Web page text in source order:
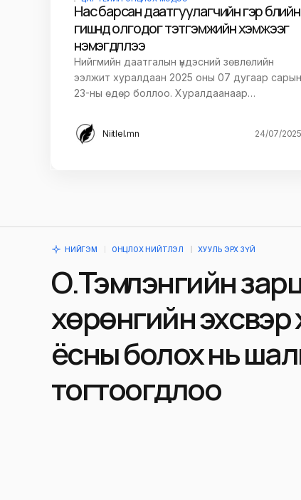
Нас барсан даатгуулагчийн гэр бүлийн
гишүүнд олгодог тэтгэмжийн хэмжээг
нэмэгдүүллээ
Нийгмийн даатгалын үндэсний зөвлөлийн
ээлжит хуралдаан 2025 оны 07 дугаар сарын
23-ны өдөр боллоо. Хуралдаанаар…
Niitlel.mn 24/07/2025
НИЙГЭМ ОНЦЛОХ НИЙТЛЭЛ ХУУЛЬ ЭРХ ЗҮЙ
О.Тэмүүлэнгийн
хөрөнгийн эх
ёсны болох нь
тогтоогдлоо